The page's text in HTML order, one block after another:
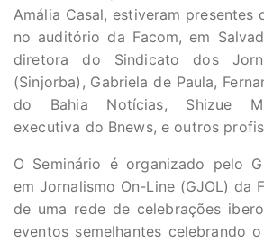
Amália Casal, estiveram presentes
no auditório da Facom, em
diretora do Sindicato dos
(Sinjorba), Gabriela de Paula,
do Bahia Notícias, Shizue
executiva do Bnews, e outros
O Seminário é organizado pelo
em Jornalismo On-Line (GJOL) da
de uma rede de celebrações
eventos semelhantes celebrando